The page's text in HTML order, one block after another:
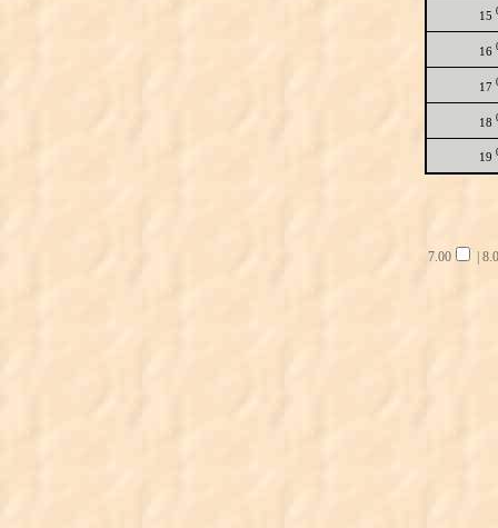
15
16
17
18
19
7.00